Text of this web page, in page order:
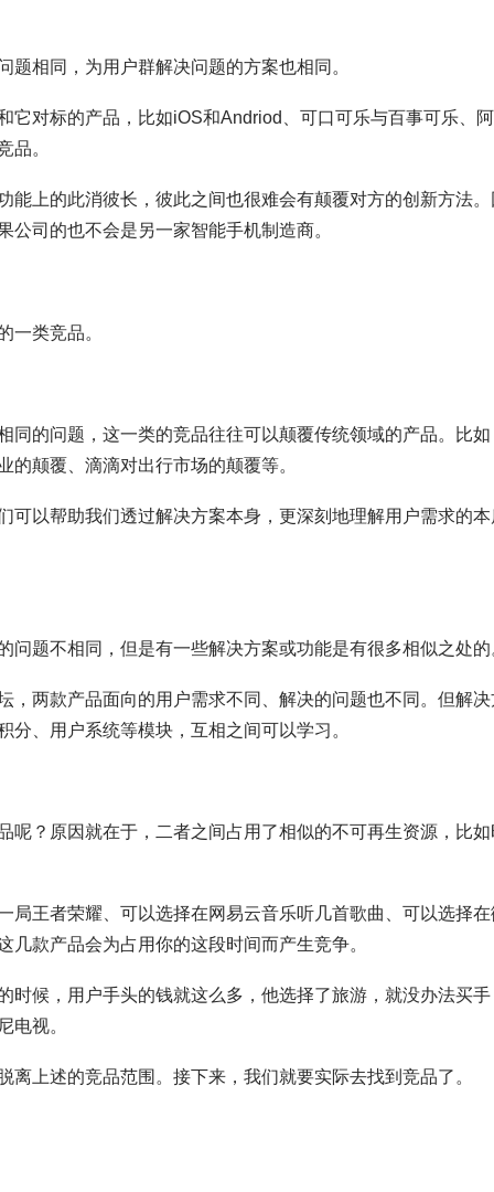
相同，为用户群解决问题的方案也相同。
它对标的产品，比如iOS和Andriod、可口可乐与百事可乐、
品。
能上的此消彼长，彼此之间也很难会有颠覆对方的创新方法。
司的也不会是另一家智能手机制造商。
一类竞品。
同的问题，这一类的竞品往往可以颠覆传统领域的产品。比如
颠覆、滴滴对出行市场的颠覆等。
可以帮助我们透过解决方案本身，更深刻地理解用户需求的本
问题不相同，但是有一些解决方案或功能是有很多相似之处的
，两款产品面向的用户需求不同、解决的问题也不同。但解决
、用户系统等模块，互相之间可以学习。
呢？原因就在于，二者之间占用了相似的不可再生资源，比如
局王者荣耀、可以选择在网易云音乐听几首歌曲、可以选择在
款产品会为占用你的这段时间而产生竞争。
时候，用户手头的钱就这么多，他选择了旅游，就没办法买手
电视。
上述的竞品范围。接下来，我们就要实际去找到竞品了。